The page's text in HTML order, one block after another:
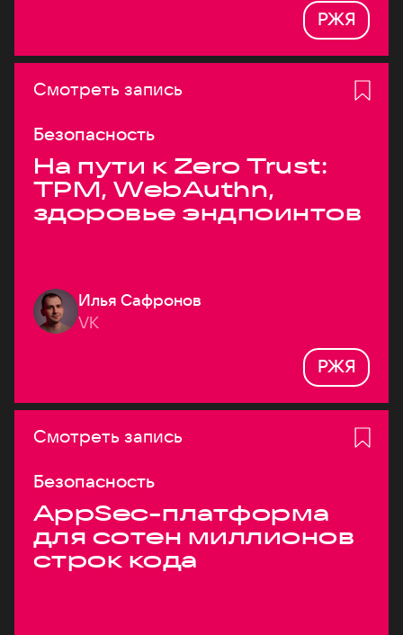
РЖЯ
Смотреть запись
Безопасность
На пути к Zero Trust:
TPM, WebAuthn,
здоровье эндпоинтов
Илья Сафронов
VK
РЖЯ
Смотреть запись
Безопасность
AppSec-платформа
для сотен миллионов
строк кода